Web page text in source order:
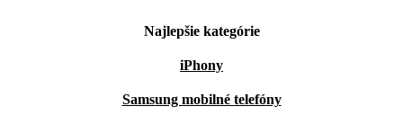
Najlepšie kategórie
iPhony
Samsung mobilné telefóny